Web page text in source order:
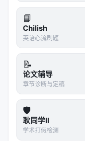
📘
Chilish
英语心流刷题
📝
论文辅导
章节诊断与定稿
🛡️
耿同学II
学术打假检测